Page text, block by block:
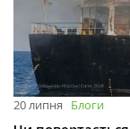
20 липня Блоги